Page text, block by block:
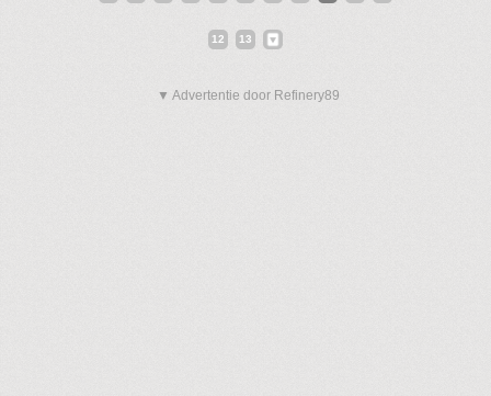
12 13
▼ Advertentie door Refinery89